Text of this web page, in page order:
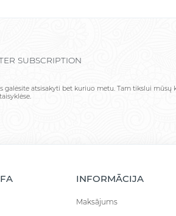
SUBSCRIPTION
galėsite atsisakyti bet kuriuo metu. Tam tikslui
INFORMĀCIJA
Maksājums